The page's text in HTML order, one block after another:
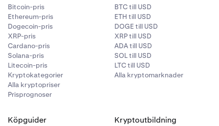
Bitcoin-pris
Ethereum-pris
Dogecoin-pris
XRP-pris
Cardano-pris
Solana-pris
Litecoin-pris
Kryptokategorier
Alla kryptopriser
Prisprognoser
BTC till USD
ETH till USD
DOGE till USD
XRP till USD
ADA till USD
SOL till USD
LTC till USD
Alla kryptomarknader
Köpguider Kryptoutbildning